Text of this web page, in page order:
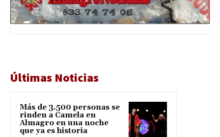
Últimas Noticias
Más de 3.500 personas se
rinden a Camela en
Almagro en una noche
que ya es historia